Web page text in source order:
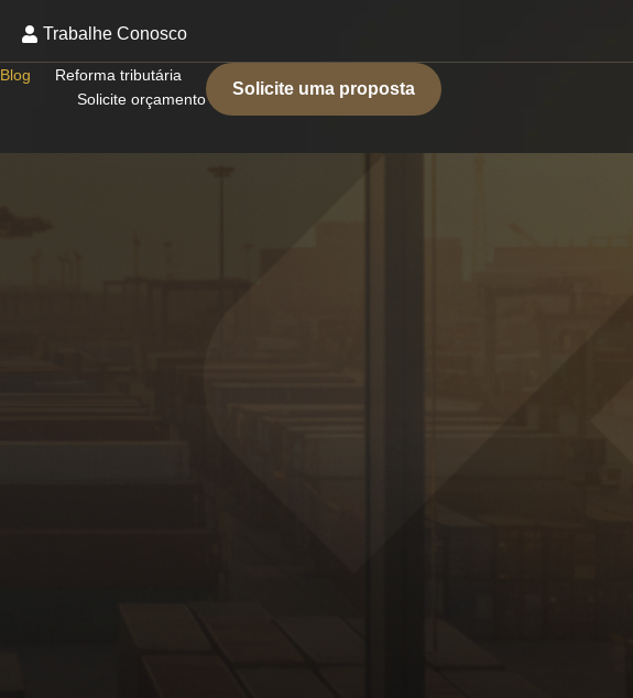
Trabalhe Conosco
Blog
Reforma tributária
Solicite orçamento
Solicite uma proposta